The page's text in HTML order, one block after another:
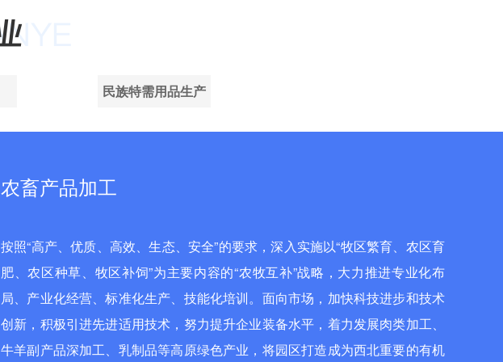
民族特需用品生产
农畜产品加工
按照“高产、优质、高效、生态、安全”的要求，深入实施以“牧区繁育、农区育
肥、农区种草、牧区补饲”为主要内容的“农牧互补”战略，大力推进专业化布
局、产业化经营、标准化生产、技能化培训。面向市场，加快科技进步和技术
创新，积极引进先进适用技术，努力提升企业装备水平，着力发展肉类加工、
牛羊副产品深加工、乳制品等高原绿色产业，将园区打造成为西北重要的有机